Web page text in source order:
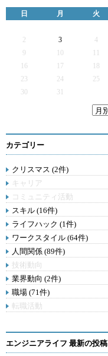
日 月 火
2
3 4
9
16
17
23
24 25
30
31
カテゴリー
クリスマス (2件)
キャリア
コミュニティ活動
スキル (16件)
ライフハック (1件)
ワークスタイル (64件)
人間関係 (89件)
技術動向
業界動向 (2件)
職場 (71件)
転職活動
エンジニアライフ 最新の投稿